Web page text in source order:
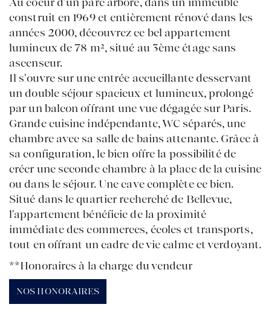
ACCUEIL
ACHETER
VENDRE
BIENS VENDUS
LOUER
ÉQUIPE
ACTUALITÉS
AGENCES
mon compte EN
construit en 1969 et entièrement rénové dans les
années 2000, découvrez ce bel appartement
lumineux de 78 m², situé au 3ème étage sans
ascenseur.
Il s'ouvre sur une entrée accueillante desservant
un double séjour spacieux et lumineux, prolongé
par un balcon offrant une vue dégagée sur Paris.
Grande cuisine indépendante, WC séparés, une
chambre avec sa salle de bains attenante. Grâce à
sa configuration, le bien offre la possibilité de
créer une seconde chambre à la place de la cuisine
ou dans le séjour. Une cave complète ce bien.
Situé dans le quartier recherché de Bellevue,
l'appartement bénéficie de la proximité
immédiate des commerces, écoles et transports,
tout en offrant un cadre de vie calme et verdoyant.
**Honoraires à la charge du vendeur
NOS HONORAIRES